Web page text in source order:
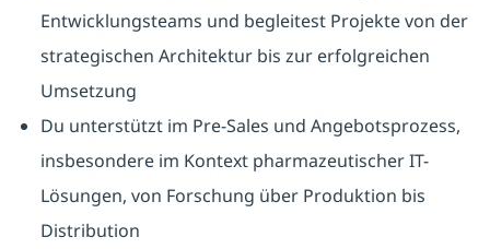
Entwicklungsteams und begleitest Projekte von der
strategischen Architektur bis zur erfolgreichen
Umsetzung
Du unterstützt im Pre-Sales und Angebotsprozess,
insbesondere im Kontext pharmazeutischer IT-
Lösungen, von Forschung über Produktion bis
Distribution